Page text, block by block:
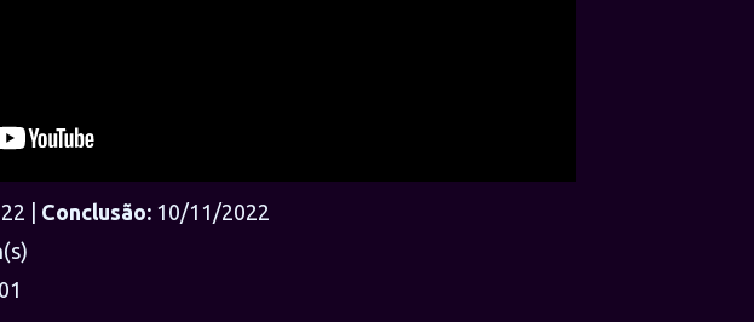
| Conclusão:10/11/2022